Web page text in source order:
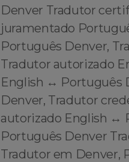
Denver Tradutor
juramentado
Português Denver,
Tradutor autorizado
English ↔️ Português
Denver, Tradutor
autorizado English ↔️
Português Denver
Tradutor em Denver,